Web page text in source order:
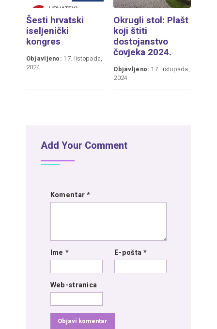
Šesti hrvatski
iseljenički
kongres
Objavljeno: 17. listopada,
2024
Okrugli stol: Plašt
koji štiti
dostojanstvo
čovjeka 2024.
Objavljeno: 17. listopada,
2024
Add Your Comment
Komentar*
Ime * E-pošta*
Web-stranica